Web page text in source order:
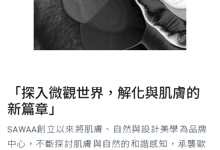
「探入微觀世界，解化與肌膚的
新篇章」
SAWAA創立以來將肌膚、自然與設計美學為品牌
中心，不斷探討肌膚與自然的和諧感知，承襲歐